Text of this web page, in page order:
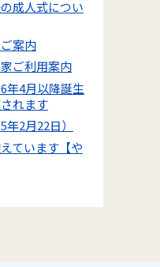
成人式につい
案内
ご利用案内
4月以降誕生
れます
2月22日）
ています【や